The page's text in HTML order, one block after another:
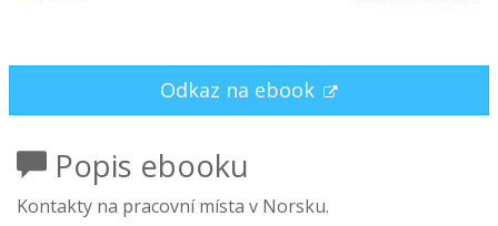
Odkaz na ebook
Popis ebooku
Kontakty na pracovní místa v Norsku.